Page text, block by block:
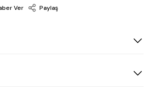
Ver
Paylaş